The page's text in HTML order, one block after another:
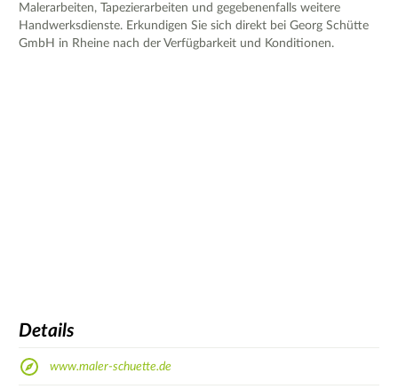
Malerarbeiten, Tapezierarbeiten und gegebenenfalls weitere
Handwerksdienste. Erkundigen Sie sich direkt bei Georg Schütte
GmbH in Rheine nach der Verfügbarkeit und Konditionen.
Details
www.maler-schuette.de